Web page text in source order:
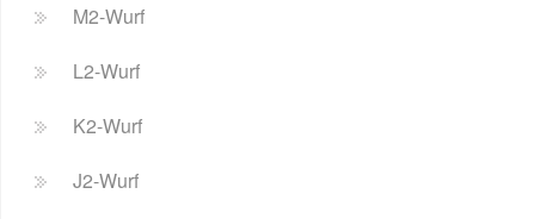
M2-Wurf
L2-Wurf
K2-Wurf
J2-Wurf